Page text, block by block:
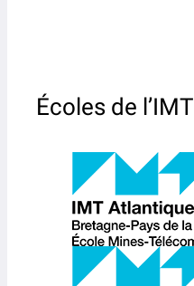
Écoles de l’IMT